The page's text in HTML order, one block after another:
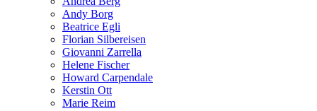
Andy Borg
Beatrice Egli
Florian Silbereisen
Giovanni Zarrella
Helene Fischer
Howard Carpendale
Kerstin Ott
Marie Reim